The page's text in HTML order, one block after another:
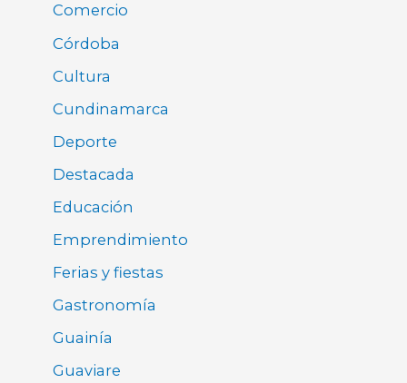
Comercio
Córdoba
Cultura
Cundinamarca
Deporte
Destacada
Educación
Emprendimiento
Ferias y fiestas
Gastronomía
Guainía
Guaviare